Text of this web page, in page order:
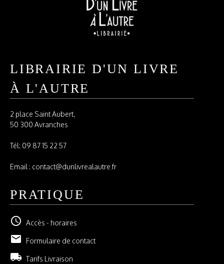
LIBRAIRIE D'UN LIVRE
À L'AUTRE
2 place Saint Aubert,
50 300 Avranches
Tél: 09 87 15 22 57
Email : contact@dunlivrealautre.fr
PRATIQUE
schedule Accès - horaires
email Formulaire de contact
local_shipping Tarifs Livraison